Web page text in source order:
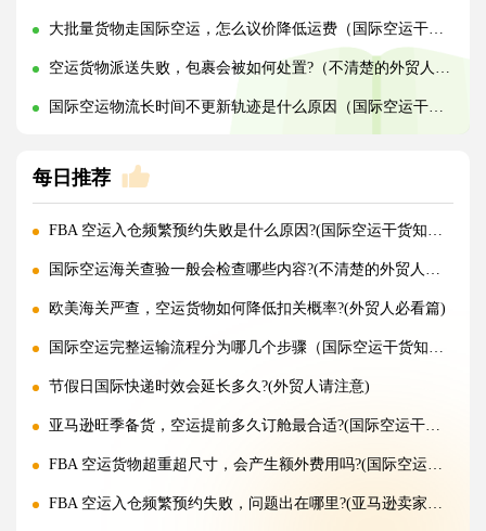
大批量货物走国际空运，怎么议价降低运费（国际空运干货知识分享）
空运货物派送失败，包裹会被如何处置?（不清楚的外贸人看过来）
国际空运物流长时间不更新轨迹是什么原因（国际空运干货知识分享）
每日推荐
FBA 空运入仓频繁预约失败是什么原因?(国际空运干货知识分享)
国际空运海关查验一般会检查哪些内容?(不清楚的外贸人看过来)
欧美海关严查，空运货物如何降低扣关概率?(外贸人必看篇)
国际空运完整运输流程分为哪几个步骤（国际空运干货知识分享）
节假日国际快递时效会延长多久?(外贸人请注意)
亚马逊旺季备货，空运提前多久订舱最合适?(国际空运干货知识分享)
FBA 空运货物超重超尺寸，会产生额外费用吗?(国际空运干货知识分享)
FBA 空运入仓频繁预约失败，问题出在哪里?(亚马逊卖家请注意)